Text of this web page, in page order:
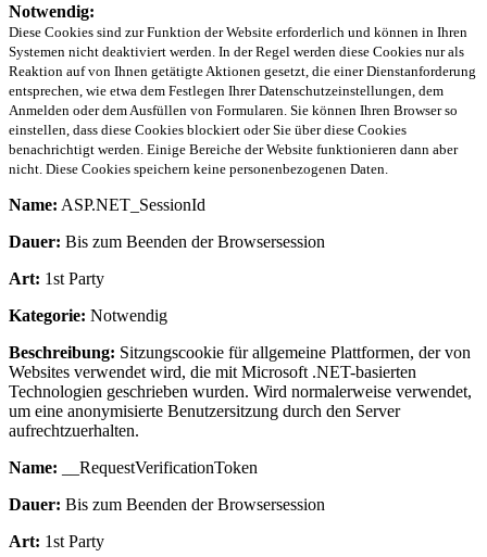
Notwendig:
Diese Cookies sind zur Funktion der Website erforderlich und können in Ihren
Systemen nicht deaktiviert werden. In der Regel werden diese Cookies nur als
Reaktion auf von Ihnen getätigte Aktionen gesetzt, die einer Dienstanforderung
entsprechen, wie etwa dem Festlegen Ihrer Datenschutzeinstellungen, dem
Anmelden oder dem Ausfüllen von Formularen. Sie können Ihren Browser so
einstellen, dass diese Cookies blockiert oder Sie über diese Cookies
benachrichtigt werden. Einige Bereiche der Website funktionieren dann aber
nicht. Diese Cookies speichern keine personenbezogenen Daten.
Name: ASP.NET_SessionId
Dauer: Bis zum Beenden der Browsersession
Art: 1st Party
Kategorie: Notwendig
Beschreibung: Sitzungscookie für allgemeine Plattformen, der von
Websites verwendet wird, die mit Microsoft .NET-basierten
Technologien geschrieben wurden. Wird normalerweise verwendet,
um eine anonymisierte Benutzersitzung durch den Server
aufrechtzuerhalten.
Name: __RequestVerificationToken
Dauer: Bis zum Beenden der Browsersession
Art: 1st Party